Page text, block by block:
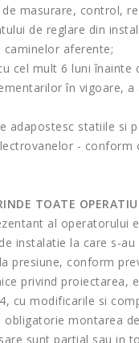
masurare, control,
de reglare din
aferente;
cel mult 6 luni
în vigoare,
adapostesc statiile si
- conform
TOATE
al operatorului
instalatie la care s-
presiune, conform
privind proiectarea,
cu modificarile si
montarea
sunt partial sau in